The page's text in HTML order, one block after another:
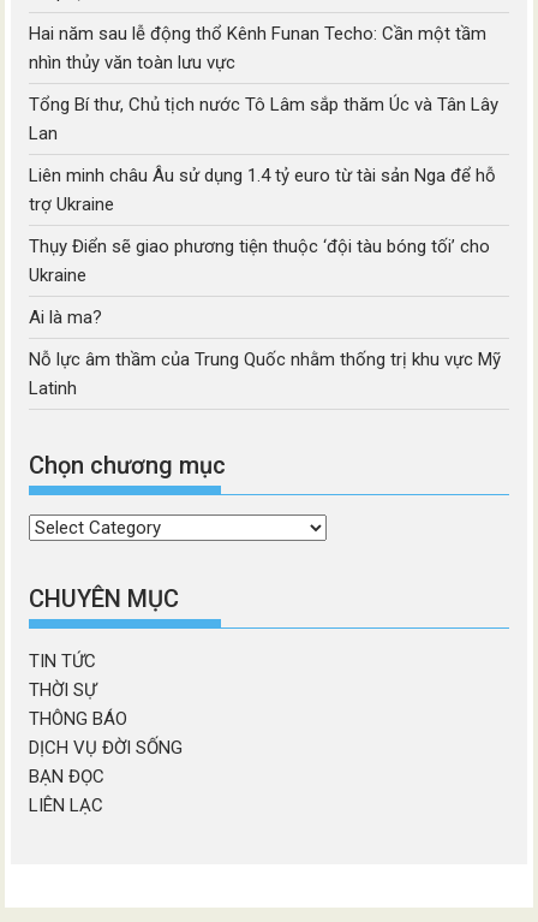
Hai năm sau lễ động thổ Kênh Funan Techo: Cần một tầm
nhìn thủy văn toàn lưu vực
Tổng Bí thư, Chủ tịch nước Tô Lâm sắp thăm Úc và Tân Lây
Lan
Liên minh châu Âu sử dụng 1.4 tỷ euro từ tài sản Nga để hỗ
trợ Ukraine
Thụy Điển sẽ giao phương tiện thuộc ‘đội tàu bóng tối’ cho
Ukraine
Ai là ma?
Nỗ lực âm thầm của Trung Quốc nhằm thống trị khu vực Mỹ
Latinh
Chọn chương mục
Chọn
mục
CHUYÊN MỤC
TIN TỨC
THỜI SỰ
THÔNG BÁO
DỊCH VỤ ĐỜI SỐNG
BẠN ĐỌC
LIÊN LẠC